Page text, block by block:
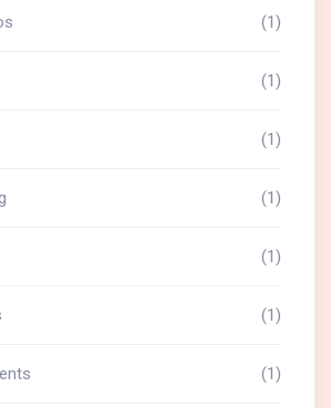
(1)
(1)
(1)
(1)
(1)
(1)
(1)